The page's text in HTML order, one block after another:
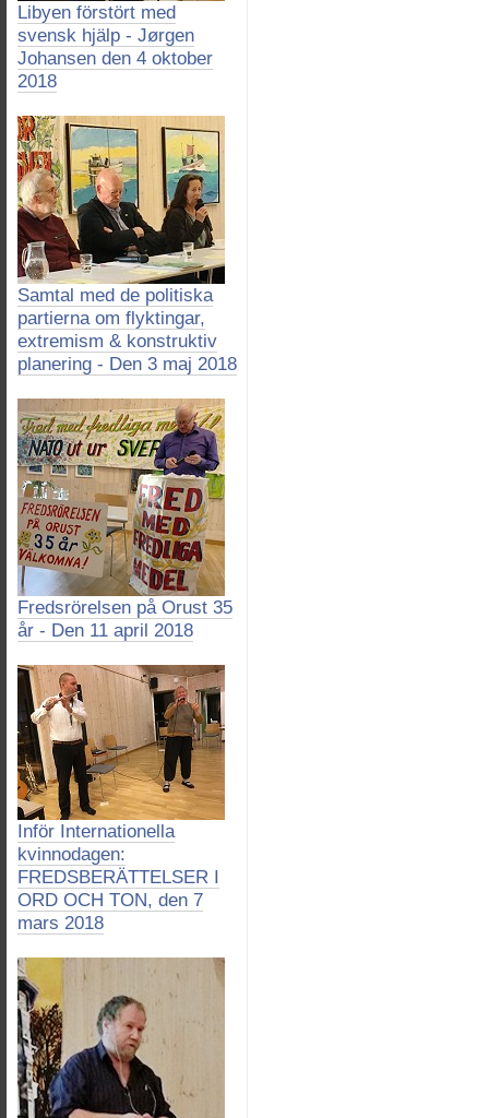
Libyen förstört med
svensk hjälp - Jørgen
Johansen den 4 oktober
2018
Samtal med de politiska
partierna om flyktingar,
extremism & konstruktiv
planering - Den 3 maj 2018
Fredsrörelsen på Orust 35
år - Den 11 april 2018
Inför Internationella
kvinnodagen:
FREDSBERÄTTELSER I
ORD OCH TON, den 7
mars 2018